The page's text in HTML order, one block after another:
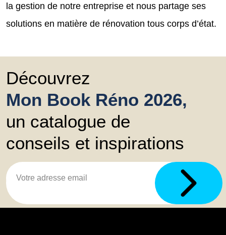
la gestion de notre entreprise et nous partage ses
solutions en matière de rénovation tous corps d’état.
Découvrez
Mon Book Réno 2026,
un catalogue de
conseils et inspirations